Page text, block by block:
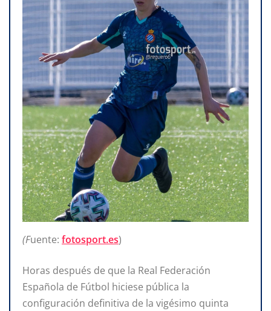
(Fuente: fotosport.es)
Horas después de que la Real Federación
Española de Fútbol hiciese pública la
configuración definitiva de la vigésimo quinta